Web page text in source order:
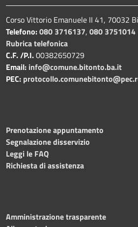
Corso Vittorio Emanuele II 41, 70032
Telefono:080 3716137, 080 3751014
Rubrica telefonica
C.F. /P.I.00382650729
Email: info@comune.bitonto.ba.it
PEC:
Prenotazione appuntamento
Segnalazione disservizio
Leggi le FAQ
Richiesta di assistenza
Amministrazione trasparente